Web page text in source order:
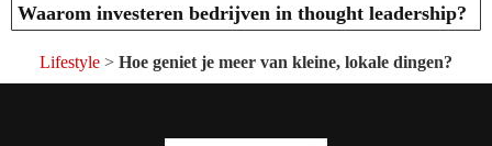
Waarom investeren bedrijven in thought leadership?
Lifestyle > Hoe geniet je meer van kleine, lokale dingen?